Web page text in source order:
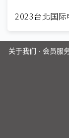
2023台北国际
关于我们 · 会员服